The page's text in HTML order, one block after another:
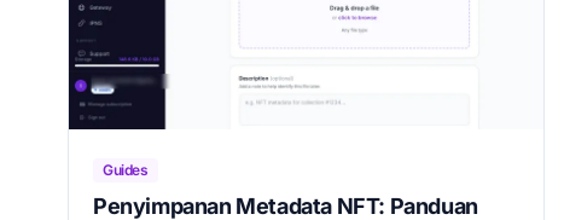
Guides
Penyimpanan Metadata NFT: Panduan